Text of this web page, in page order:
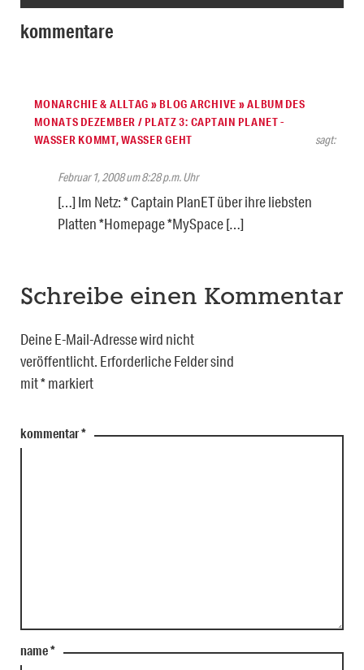
kommentare
MONARCHIE & ALLTAG » BLOG ARCHIVE » ALBUM DES
MONATS DEZEMBER / PLATZ 3: CAPTAIN PLANET -
WASSER KOMMT, WASSER GEHT
sagt:
Februar 1, 2008 um 8:28 p.m. Uhr
[…] Im Netz: * Captain PlanET über ihre liebsten
Platten *Homepage *MySpace […]
Schreibe einen Kommentar
Deine E-Mail-Adresse wird nicht
veröffentlicht. Erforderliche Felder sind
mit*markiert
kommentar*
name*